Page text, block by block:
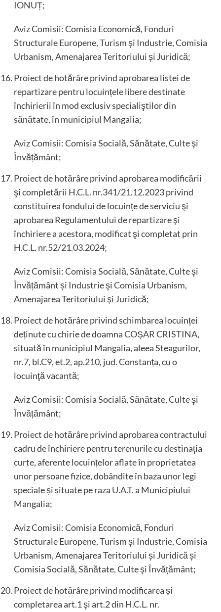
IONUȚ;
Aviz Comisii: Comisia Economică, Fonduri
Structurale Europene, Turism și Industrie, Comisia
Urbanism, Amenajarea Teritoriului și Juridică;
Proiect de hotărâre privind aprobarea listei de
repartizare pentru locuințele libere destinate
închirierii în mod exclusiv specialiştilor din
sănătate, în municipiul Mangalia;
Aviz Comisii: Comisia Socială, Sănătate, Culte şi
Învățământ;
Proiect de hotărâre privind aprobarea modificării
şi completării H.C.L. nr.341/21.12.2023 privind
constituirea fondului de locuințe de serviciu şi
aprobarea Regulamentului de repartizare şi
închiriere a acestora, modificat şi completat prin
H.C.L. nr.52/21.03.2024;
Aviz Comisii: Comisia Socială, Sănătate, Culte şi
Învățământ și Industrie şi Comisia Urbanism,
Amenajarea Teritoriului şi Juridică;
Proiect de hotărâre privind schimbarea locuinței
deținute cu chirie de doamna COȘAR CRISTINA,
situată în municipiul Mangalia, aleea Steagurilor,
nr.7, bl.C9, et.2, ap.210, jud. Constanța, cu o
locuinţă vacantă;
Aviz Comisii: Comisia Socială, Sănătate, Culte şi
Învățământ;
Proiect de hotărâre privind aprobarea contractului
cadru de închiriere pentru terenurile cu destinaţia
curte, aferente locuințelor aflate în proprietatea
unor persoane fizice, dobândite în baza unor legi
speciale și situate pe raza U.A.T. a Municipiului
Mangalia;
Aviz Comisii: Comisia Economică, Fonduri
Structurale Europene, Turism și Industrie, Comisia
Urbanism, Amenajarea Teritoriului și Juridică și
Comisia Socială, Sănătate, Culte şi Învățământ;
Proiect de hotărâre privind modificarea și
completarea art.1 şi art.2 din H.C.L. nr.